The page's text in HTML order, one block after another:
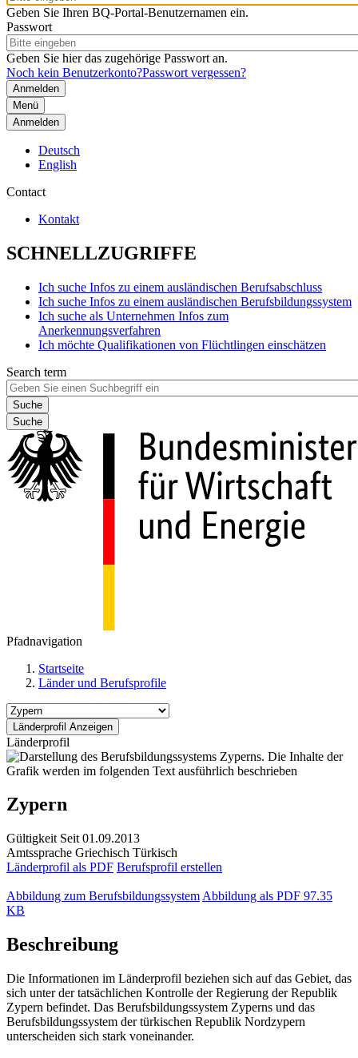
Geben Sie Ihren BQ-Portal-Benutzernamen ein.
Passwort
Geben Sie hier das zugehörige Passwort an.
Noch kein Benutzerkonto?Passwort vergessen?
Menü
Anmelden
Deutsch
English
Contact
Kontakt
SCHNELLZUGRIFFE
Ich suche Infos zu einem ausländischen Berufsabschluss
Ich suche Infos zu einem ausländischen Berufsbildungssystem
Ich suche als Unternehmen Infos zum
Anerkennungsverfahren
Ich möchte Qualifikationen von Flüchtlingen einschätzen
Search term
Suche
Pfadnavigation
Startseite
Länder und Berufsprofile
Länderprofil
Zypern
Gültigkeit Seit 01.09.2013
Amtssprache Griechisch Türkisch
Länderprofil als PDF Berufsprofil erstellen
Abbildung zum Berufsbildungssystem Abbildung als PDF 97.35
KB
Beschreibung
Die Informationen im Länderprofil beziehen sich auf das Gebiet, das
sich unter der tatsächlichen Kontrolle der Regierung der Republik
Zypern befindet. Das Berufsbildungssystem Zyperns und das
Berufsbildungssystem der türkischen Republik Nordzypern
unterscheiden sich stark voneinander.